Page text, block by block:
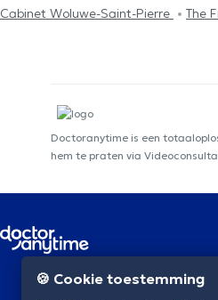
Cabinet Woluwe-Saint-Pierre
The
Doctoranytime is een
hem te praten via
NL
🍪 Cookie toestemming